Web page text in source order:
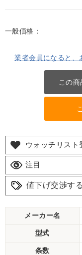
一般価格：
業者会員になると、
この
ウォッチリスト
注目
値下げ交渉する
メーカー名
型式
条数